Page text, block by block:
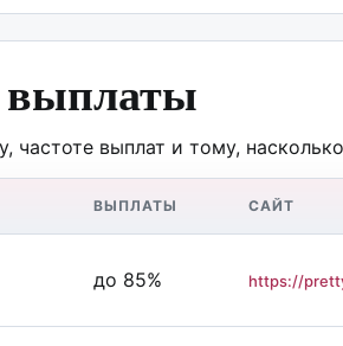
выплаты
частоте выплат и тому,
ВЫПЛАТЫ САЙТ
до 85% https://